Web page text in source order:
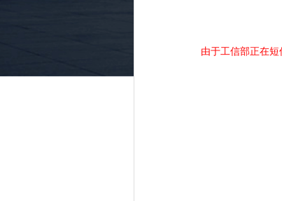
由于工信部正在